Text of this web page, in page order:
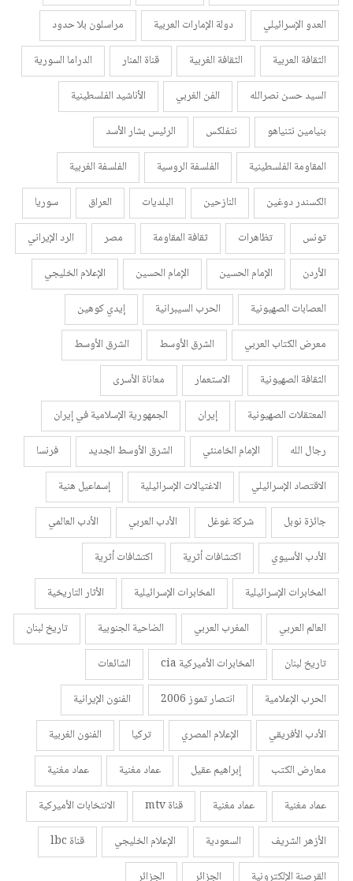
العدو الإسرائيلي
دولة الإمارات العربية
مراسلون بلا حدود
الثقافة العربية
الثقافة الغربية قناة المنار
الدراما السورية
السيد حسن نصرالله
الفن الغربي
الأناشيد الفلسطينية
بنيامين نتنياهو
نتفلكس
الرئيس بشار الأسد
المقاومة الفلسطينية
الفلسفة الروسية
الفلسفة الغربية
الكسندر دوغين
النازحين البلديات العراق
سوريا
تونس
تظاهرات ثقافة المقاومة مصر
الرد الإيراني
الأردن
الإمام الحسين الإمام الحسين
الإعلام الخليجي
العصابات الصهيونية
الحرب السيبرانية
إيدي كوهين
معرض الكتاب العربي
الشرق الأوسط
الشرق الأوسط
الثقافة الصهيونية
الاستعمار
معاناة الأسرى
المعتقلات الصهيونية
إيران
الجمهورية الإسلامية في إيران
رجال الله
الإمام الخامنئي الشرق الأوسط الجديد
فرنسا
الاقتصاد الإسرائيلي
الاغتيالات الإسرائيلية
إسماعيل هنية
جائزة نوبل
شركة غوغل الأدب العربي
الأدب العالمي
الأدب الأسيوي
اكتشافات أثرية
اكتشافات أثرية
المخابرات الإسرائيلية
المخابرات الإسرائيلية
الأثار التاريخية
العالم العربي
المغرب العربي الضاحية الجنوبية
تاريخ لبنان
تاريخ لبنان
المخابرات الأميركية cia
الشائعات
الحرب الإعلامية
انتصار تموز 2006
الفنون الإيرانية
الأدب الأفريقي
الإعلام المصري تركيا
الفنون الغربية
معارض الكتب
إبراهيم عقيل عماد مغنية
عماد مغنية
عماد مغنية
عماد مغنية قناة mtv
الانتخابات الأميركية
الأزهر الشريف
السعودية الإعلام الخليجي
قناة lbc
القرصنة الإلكترونية
الجزائر
الجزائر